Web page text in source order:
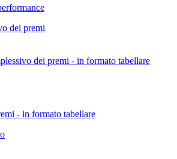
dei premi
dei premi - in formato tabellare
- in formato tabellare